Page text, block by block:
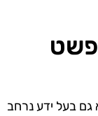
גם בעל ידע נרחב